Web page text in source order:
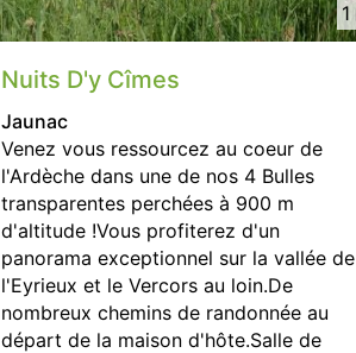
1
Nuits D'y Cîmes
Jaunac
Venez vous ressourcez au coeur de
l'Ardèche dans une de nos 4 Bulles
transparentes perchées à 900 m
d'altitude !Vous profiterez d'un
panorama exceptionnel sur la vallée de
l'Eyrieux et le Vercors au loin.De
nombreux chemins de randonnée au
départ de la maison d'hôte.Salle de